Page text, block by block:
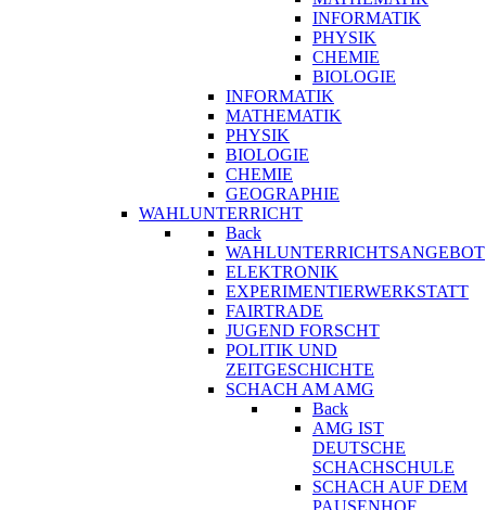
INFORMATIK
PHYSIK
CHEMIE
BIOLOGIE
INFORMATIK
MATHEMATIK
PHYSIK
BIOLOGIE
CHEMIE
GEOGRAPHIE
WAHLUNTERRICHT
Back
WAHLUNTERRICHTSANGEBOT
ELEKTRONIK
EXPERIMENTIERWERKSTATT
FAIRTRADE
JUGEND FORSCHT
POLITIK UND
ZEITGESCHICHTE
SCHACH AM AMG
Back
AMG IST
DEUTSCHE
SCHACHSCHULE
SCHACH AUF DEM
PAUSENHOF